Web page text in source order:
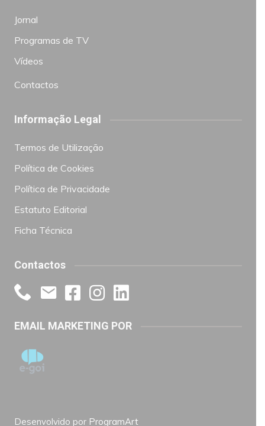
Jornal
Programas de TV
Vídeos
Contactos
Informação Legal
Termos de Utilização
Política de Cookies
Política de Privacidade
Estatuto Editorial
Ficha Técnica
Contactos
EMAIL MARKETING POR
Desenvolvido por ProgramArt